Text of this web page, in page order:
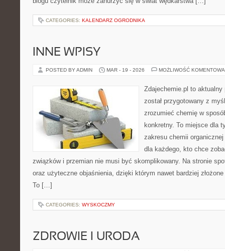
CATEGORIES: KALENDARZ OGRODNIKA
INNE WPISY
POSTED BY ADMIN MAR - 19 - 2026 MOŻLIWOŚĆ
Zdajechemie.pl to
został przygotowany z
zrozumieć chemię w
konkretny. To miejsce dla
zakresu chemii
dla każdego, kto chce
związków i przemian nie musi być skomplikowany. Na stronie
oraz użyteczne objaśnienia, dzięki którym nawet bardziej
To […]
CATEGORIES: WYSKOCZMY
ZDROWIE I URODA